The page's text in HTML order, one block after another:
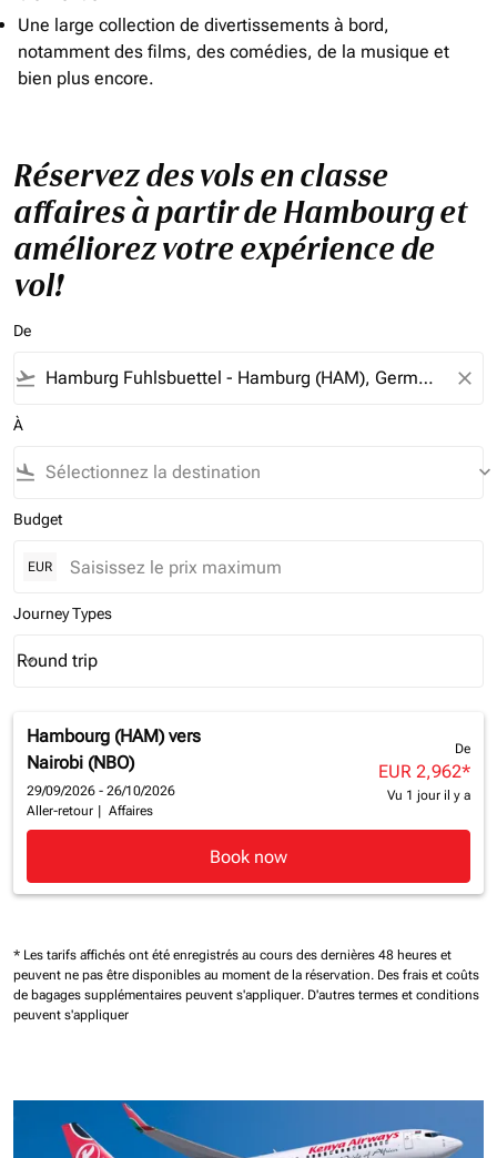
Une large collection de divertissements à bord,
notamment des films, des comédies, de la musique et
bien plus encore.
Réservez des vols en classe
affaires à partir de Hambourg et
améliorez votre expérience de
vol!
De
flight_takeoff close
À
flight_land keyboard_arrow_down
Budget
EUR
Journey Types
Journey Types option Round trip Selected
Round trip
keyboard_arrow_down
Hambourg (HAM) vers
Nairobi (NBO)
29/09/2026 - 26/10/2026
Aller-retour
Affaires
De
EUR 2,962*
Vu 1 jour il y a
Book now
* Les tarifs affichés ont été enregistrés au cours des dernières 48 heures et
peuvent ne pas être disponibles au moment de la réservation. Des frais et coûts
de bagages supplémentaires peuvent s'appliquer. D'autres termes et conditions
peuvent s'appliquer